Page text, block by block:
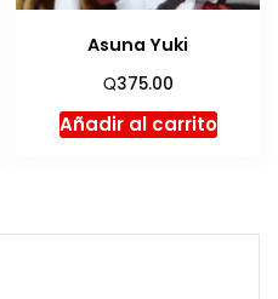
Asuna Yuki
Q375.00
Añadir al carrito